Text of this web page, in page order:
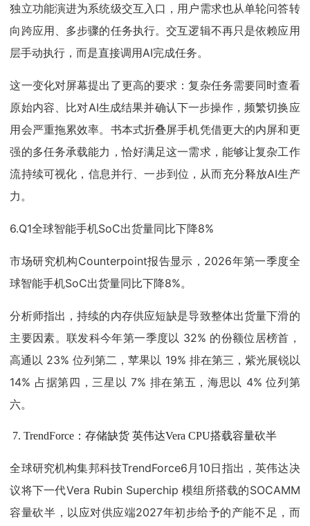
独立功能演进为系统级交互入口，用户需求也从单轮问答转
向跨应用、多步骤的任务执行。交互逻辑不再只是依赖应用
层手动执行，而是直接调用AI完成任务。
这一变化对屏幕提出了更高的要求：复杂任务需要同时查看
原始内容、比对AI生成结果并确认下一步操作，频繁切换应
用会严重拖累效率。书本式折叠屏手机凭借更大的内屏和更
强的多任务承载能力，恰好满足这一需求，能够让复杂工作
流持续可视化，信息并行、一步到位，从而充分释放AI生产
力。
6.Q1全球智能手机SoC出货量同比下降8%
市场研究机构Counterpoint报告显示，2026年第一季度全
球智能手机SoC出货量同比下降8%。
分析师指出，持续的内存供应短缺是导致整体出货量下滑的
主要因素。联发科今年第一季度以 32% 的份额位居榜首，
高通以 23% 位列第二，苹果以 19% 排在第三，紫光展锐以
14% 占据第四，三星以 7% 排在第五，海思以 4% 位列第
六。
TrendForce：存储缺货 英伟达Vera CPU搭载容量砍半
全球研究机构集邦科技TrendForce6月10日指出，英伟达决
议将下一代Vera Rubin Superchip 模组所搭载的SOCAMM
容量砍半，以应对供应端2027年初步给予的产能不足，而